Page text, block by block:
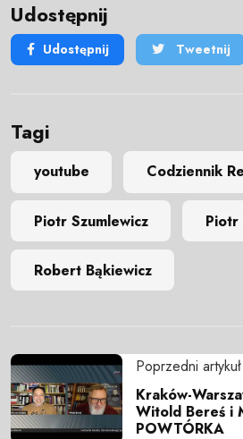
Udostępnij
Udostępnij Tweetnij
Tagi
youtube Codziennik
Piotr Szumlewicz Piotr
Robert Bąkiewicz
Poprzedni artykuł
Kraków-
Witold Bereś i
POWTÓRKA